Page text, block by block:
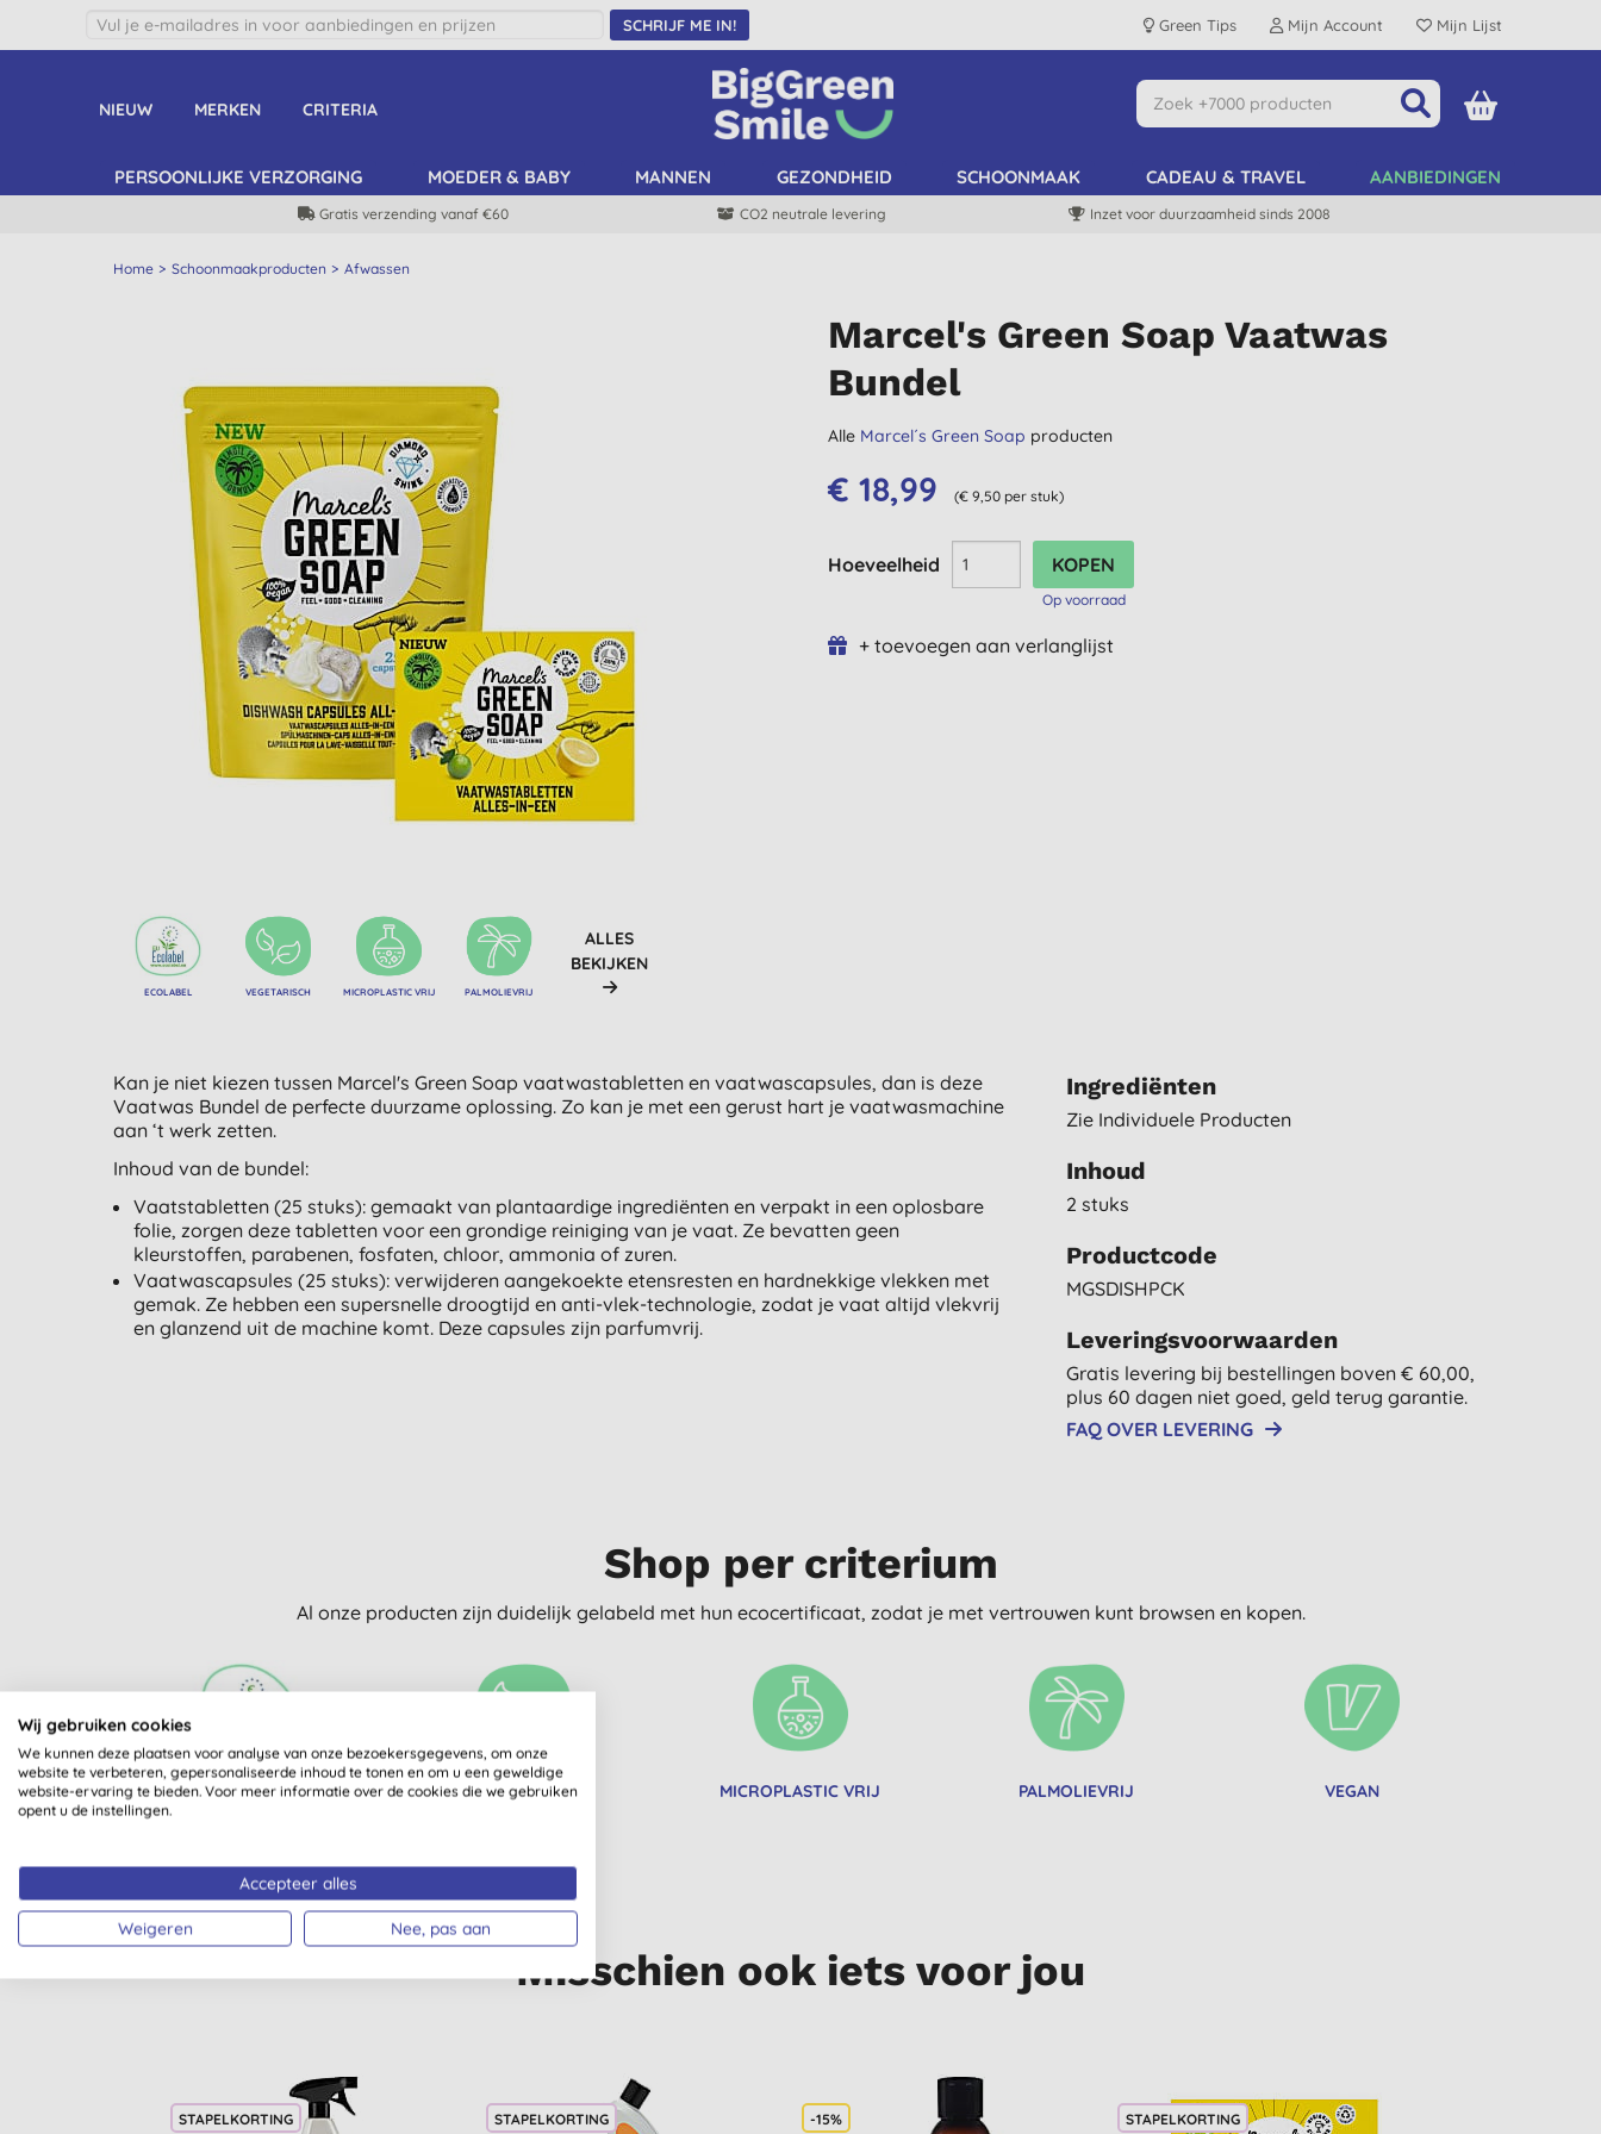
SCHRIJF ME IN! Green Tips Mijn Account Mijn Lijst
NIEUW MERKEN CRITERIA
PERSOONLIJKE VERZORGING MOEDER & BABY MANNEN GEZONDHEID SCHOONMAAK CADEAU & TRAVEL AANBIEDINGEN
Gratis verzending vanaf €60 CO2 neutrale levering Inzet voor duurzaamheid sinds 2008
Home Schoonmaakproducten Afwassen
ECOLABEL VEGETARISCH MICROPLASTIC VRIJ PALMOLIEVRIJ
ALLES
BEKIJKEN
Marcel's Green Soap Vaatwas
Bundel
Alle Marcel´s Green Soap producten
€ 18,99 (€ 9,50 per stuk)
Hoeveelheid
Op voorraad
+ toevoegen aan verlanglijst
Kan je niet kiezen tussen Marcel's Green Soap vaatwastabletten en vaatwascapsules, dan is deze
Vaatwas Bundel de perfecte duurzame oplossing. Zo kan je met een gerust hart je vaatwasmachine
aan ‘t werk zetten.
Inhoud van de bundel:
Vaatstabletten (25 stuks): gemaakt van plantaardige ingrediënten en verpakt in een oplosbare
folie, zorgen deze tabletten voor een grondige reiniging van je vaat. Ze bevatten geen
kleurstoffen, parabenen, fosfaten, chloor, ammonia of zuren.
Vaatwascapsules (25 stuks): verwijderen aangekoekte etensresten en hardnekkige vlekken met
gemak. Ze hebben een supersnelle droogtijd en anti-vlek-technologie, zodat je vaat altijd vlekvrij
en glanzend uit de machine komt. Deze capsules zijn parfumvrij.
Ingrediënten
Zie Individuele Producten
Inhoud
2 stuks
Productcode
MGSDISHPCK
Leveringsvoorwaarden
Gratis levering bij bestellingen boven € 60,00,
plus 60 dagen niet goed, geld terug garantie.
FAQ OVER LEVERING
Shop per criterium
Al onze producten zijn duidelijk gelabeld met hun ecocertificaat, zodat je met vertrouwen kunt browsen en kopen.
ECOLABEL VEGETARISCH MICROPLASTIC VRIJ PALMOLIEVRIJ VEGAN
Misschien ook iets voor jou
STAPELKORTING STAPELKORTING -15% STAPELKORTING
Wij gebruiken cookies
We kunnen deze plaatsen voor analyse van onze bezoekersgegevens, om onze
website te verbeteren, gepersonaliseerde inhoud te tonen en om u een geweldige
website-ervaring te bieden. Voor meer informatie over de cookies die we gebruiken
opent u de instellingen.
Accepteer alles
Weigeren Nee, pas aan